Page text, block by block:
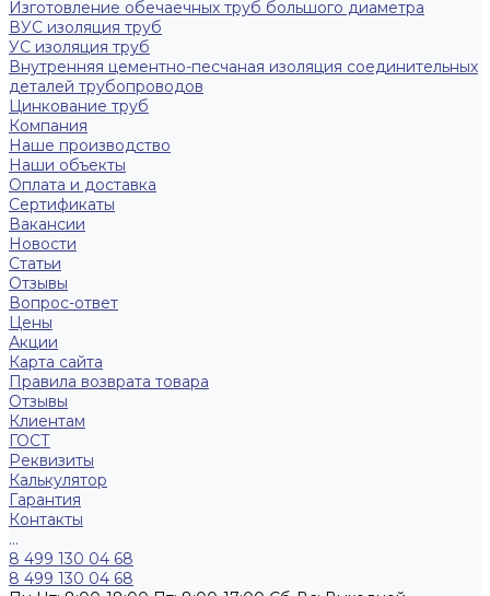
Изготовление обечаечных труб большого диаметра
ВУС изоляция труб
УС изоляция труб
Внутренняя цементно-песчаная изоляция соединительных
деталей трубопроводов
Цинкование труб
Компания
Наше производство
Наши объекты
Оплата и доставка
Сертификаты
Вакансии
Новости
Статьи
Отзывы
Вопрос-ответ
Цены
Акции
Карта сайта
Правила возврата товара
Отзывы
Клиентам
ГОСТ
Реквизиты
Калькулятор
Гарантия
Контакты
...
8 499 130 04 68
8 499 130 04 68